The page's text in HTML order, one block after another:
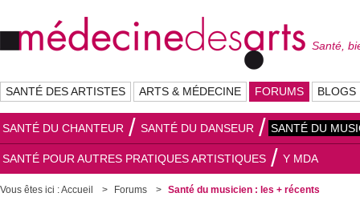
Santé,
SANTÉ DES ARTISTES ARTS & MÉDECINE FORUMS BLOGS
SANTÉ DU CHANTEUR SANTÉ DU DANSEUR SANTÉ DU
SANTÉ POUR AUTRES PRATIQUES ARTISTIQUES Y MDA
Vous êtes ici :Accueil Forums Santé du musicien : les + récents